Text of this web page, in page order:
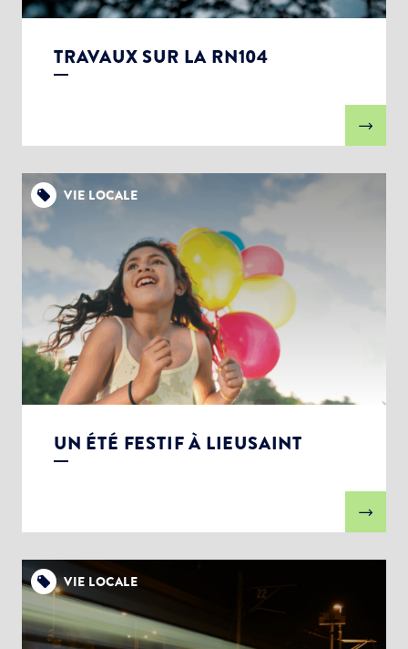
TRAVAUX SUR LA RN104
VIE LOCALE
UN ÉTÉ FESTIF À LIEUSAINT
VIE LOCALE